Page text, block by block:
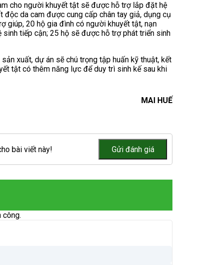
cho người khuyết tật sẽ được hỗ trợ lắp đặt hệ
da cam được cung cấp chân tay giả, dụng cụ
giúp, 20 hộ gia đình có người khuyết tật, nạn
tiếp cận; 25 hộ sẽ được hỗ trợ phát triển sinh
xuất, dự án sẽ chú trọng tập huấn kỹ thuật, kết
tật có thêm năng lực để duy trì sinh kế sau khi
MAI HUẾ
bài viết này!
công.